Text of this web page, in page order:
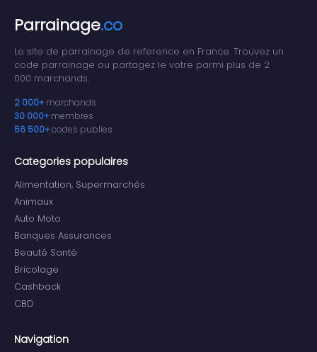
Parrainage.co
Le site de parrainage de reference en France. Trouvez un
code parrainage ou partagez le votre parmi plus de 2
000 marchands.
2 000+ marchands
30 000+ membres
56 500+codes publies
Categories populaires
Alimentation, Supermarchés
Animaux
Auto Moto
Banques Assurances
Beauté Santé
Bricolage
Cashback
CBD
Navigation